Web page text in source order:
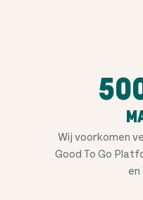
Wij voorkomen
Good To Go